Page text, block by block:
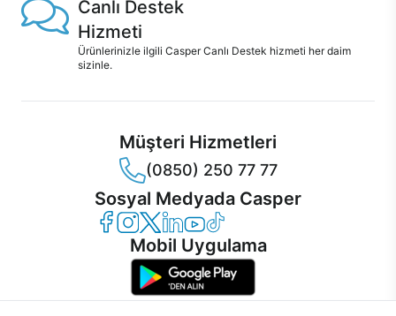
Canlı Destek
Hizmeti
Ürünlerinizle ilgili Casper Canlı Destek hizmeti her daim
sizinle.
Müşteri Hizmetleri
(0850) 250 77 77
Sosyal Medyada Casper
Casper Facebook
Casper Instagram
Casper Twitter
Casper LinkedIn
Casper YouTube
Casper TikTok
Mobil Uygulama